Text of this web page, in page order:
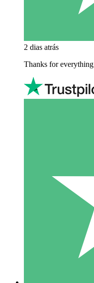
2 dias atrás
Thanks for everything